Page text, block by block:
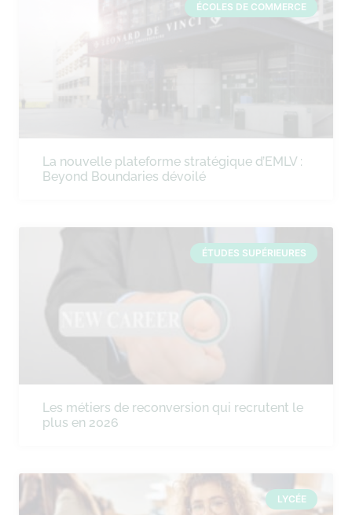
ÉCOLES DE COMMERCE
La nouvelle plateforme stratégique d’EMLV :
Beyond Boundaries dévoilé
ÉTUDES SUPÉRIEURES
Les métiers de reconversion qui recrutent le
plus en 2026
LYCÉE